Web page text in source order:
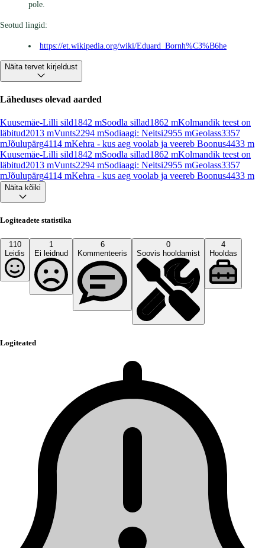
pole.
Seotud lingid:
https://et.wikipedia.org/wiki/Eduard_Bornh%C3%B6he
Näita tervet kirjeldust
Läheduses olevad aarded
Kuusemäe-Lilli sild1842 mSoodla sillad1862 mKolmandik teest on
läbitud2013 mVunts2294 mSodiaagi: Neitsi2955 mGeolass3357
mJõulupärg4114 mKehra - kus aeg voolab ja veereb Boonus4433 m
Kuusemäe-Lilli sild1842 mSoodla sillad1862 mKolmandik teest on
läbitud2013 mVunts2294 mSodiaagi: Neitsi2955 mGeolass3357
mJõulupärg4114 mKehra - kus aeg voolab ja veereb Boonus4433 m
Näita kõiki
Logiteadete statistika
110
Leidis
1
Ei leidnud
6
Kommenteeris
0
Soovis hooldamist
4
Hooldas
Logiteated